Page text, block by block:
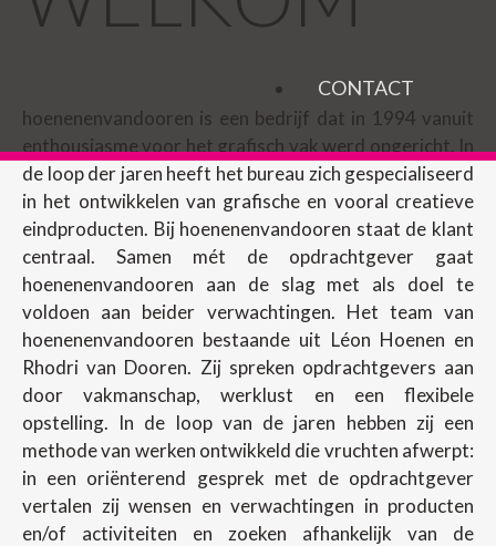
CONTACT
hoenenenvandooren is een bedrijf dat in 1994 vanuit
enthousiasme voor het grafisch vak werd opgericht. In
de loop der jaren heeft het bureau zich gespecialiseerd
in het ontwikkelen van grafische en vooral creatieve
eindproducten. Bij hoenenenvandooren staat de klant
centraal. Samen mét de opdrachtgever gaat
hoenenenvandooren aan de slag met als doel te
voldoen aan beider verwachtingen. Het team van
hoenenenvandooren bestaande uit Léon Hoenen en
Rhodri van Dooren. Zij spreken opdrachtgevers aan
door vakmanschap, werklust en een flexibele
opstelling. In de loop van de jaren hebben zij een
methode van werken ontwikkeld die vruchten afwerpt:
in een oriënterend gesprek met de opdrachtgever
vertalen zij wensen en verwachtingen in producten
en/of activiteiten en zoeken afhankelijk van de